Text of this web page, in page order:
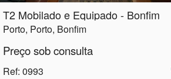
T2 Mobilado e Equipado - Bonfim
Porto, Porto, Bonfim
Preço sob consulta
Ref: 0993